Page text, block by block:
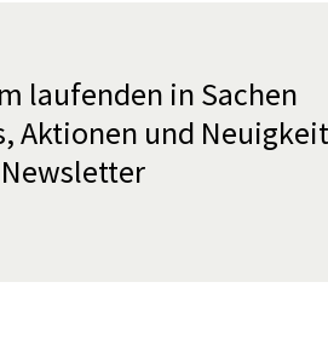
laufenden in Sachen
Aktionen und